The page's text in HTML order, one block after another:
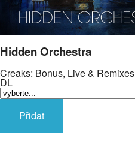
Hidden Orchestra
Creaks: Bonus, Live & Remixes
DL
Přidat